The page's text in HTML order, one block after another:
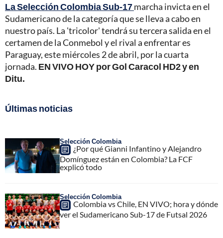
La Selección Colombia Sub-17marcha invicta en el
Sudamericano de la categoría que se lleva a cabo en
nuestro país. La 'tricolor' tendrá su tercera salida en el
certamen de la Conmebol y el rival a enfrentar es
Paraguay, este miércoles 2 de abril, por la cuarta
jornada. EN VIVO HOY por Gol Caracol HD2 y en
Ditu.
Últimas noticias
Selección Colombia
¿Por qué Gianni Infantino y Alejandro
Domínguez están en Colombia? La FCF
explicó todo
Selección Colombia
Colombia vs Chile, EN VIVO; hora y dónde
ver el Sudamericano Sub-17 de Futsal 2026